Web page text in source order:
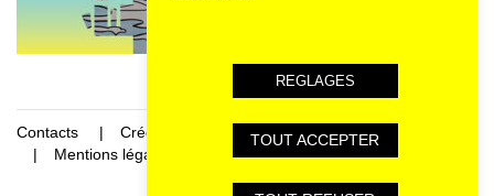
Contacts
Crédits
Mentions légales et données personnelles
REGLAGES
TOUT ACCEPTER